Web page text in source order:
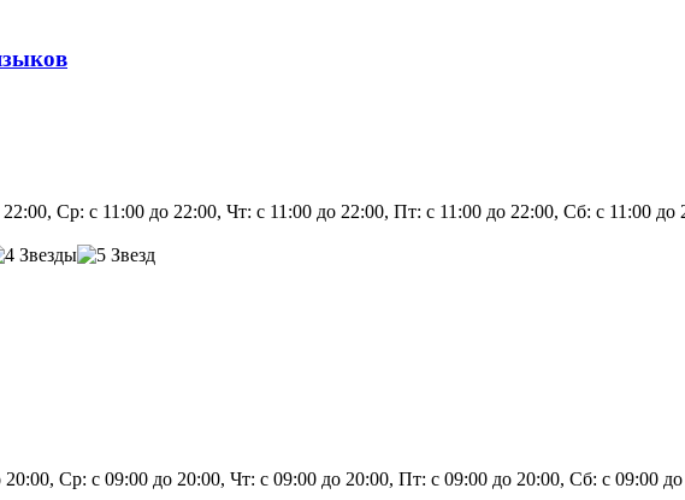
Ср: с 11:00 до 22:00, Чт: с 11:00 до 22:00, Пт: с 11:00 до 22:00, Сб: с 11:00
Ср: с 09:00 до 20:00, Чт: с 09:00 до 20:00, Пт: с 09:00 до 20:00, Сб: с 09:00